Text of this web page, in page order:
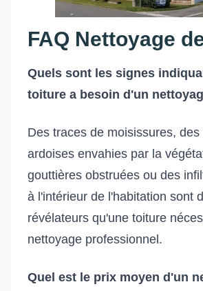
FAQ Nettoyage
Quels sont les signes
toiture a besoin d'un
Des traces de moisissures, des
ardoises envahies par la
gouttières obstruées ou des
à l'intérieur de l'habitation sont
révélateurs qu'une toiture
nettoyage professionnel.
Quel est le prix moyen d'un